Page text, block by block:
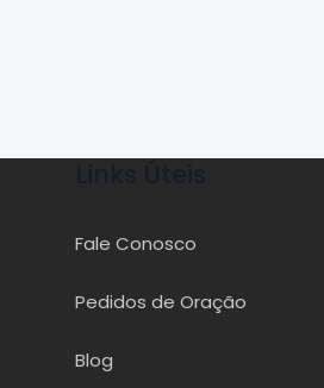
Fale Conosco
Pedidos de Oração
Blog